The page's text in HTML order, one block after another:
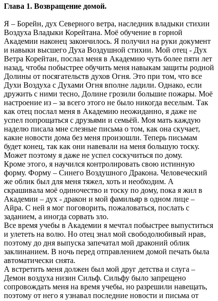
Глава 1. Возвращение домой.
Я – Борейн, дух Северного ветра, наследник владыки стихии
Воздуха Владыки Корейтана. Моё обучение в горной
Академии наконец закончилось. Я получил на руки документ
и навыки высшего Духа Воздушной стихии. Мой отец - Дух
Ветра Корейтан, послал меня в Академию чуть более пяти лет
назад, чтобы побыстрее обучить меня навыкам защиты родной
Долины от посягательств духов Огня. Это при том, что все
Духи Воздуха с Духами Огня вполне ладили. Однако, если
дружить с ними тесно, Долине грозили большие пожары. Моё
настроение из – за всего этого не было никогда веселым. Так
как отец послал меня в Академию неожиданно, я даже не
успел попрощаться с друзьями и семьёй. Моя мать каждую
наделю писала мне слезные письма о том, как она скучает,
какие новости дома без меня произошли. Теперь письмам
будет конец, так как они навевали на меня большую тоску.
Может поэтому я даже не успел соскучиться по дому.
Кроме этого, я научился контролировать свою истинную
форму. Форму – Синего Воздушного Дракона. Человеческий
же облик был для меня тяжел, хоть и необходим. А
скрашивала моё одиночество и тоску по дому, пока я жил в
Академии – дух - дракон и мой фамильяр в одном лице –
Айра. С ней я мог поговорить, пожаловаться, послать с
заданием, а иногда сорвать зло.
Все время учебы в Академии я мечтал побыстрее выпуститься
и улететь на волю. Но отец знал мой свободолюбивый нрав,
поэтому до дня выпуска запечатал мой драконий облик
заклинанием. В ночь перед отправлением домой печать была
автоматически снята.
А встретить меня должен был мой друг детства и слуга –
Демон воздуха низин Сильф. Сильфу было запрещено
сопровождать меня на время учебы, но разрешили навещать,
поэтому от него я узнавал последние новости и письма от